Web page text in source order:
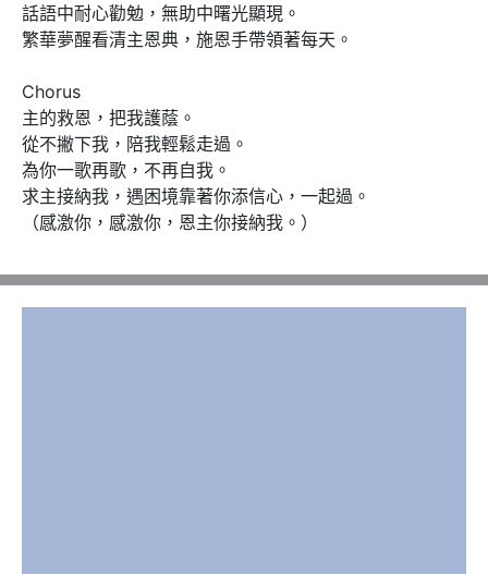
話語中耐心勸勉，無助中曙光顯現。
繁華夢醒看清主恩典，施恩手帶領著每天。
Chorus
主的救恩，把我護蔭。
從不撇下我，陪我輕鬆走過。
為你一歌再歌，不再自我。
求主接納我，遇困境靠著你添信心，一起過。
（感激你，感激你，恩主你接納我。）